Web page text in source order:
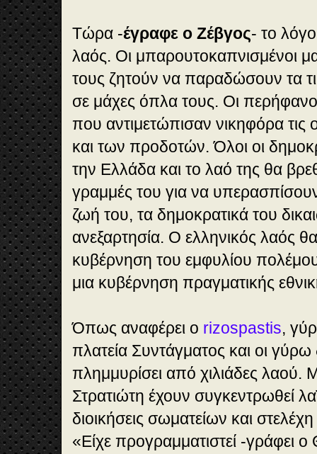
Τώρα -έγραφε ο Ζέβγος- το λόγο
λαός. Οι μπαρουτοκαπνισμένοι
τους ζητούν να παραδώσουν τα
σε μάχες όπλα τους. Οι
που αντιμετώπισαν νικηφόρα
και των προδοτών. Όλοι οι
την Ελλάδα και το λαό της θα
γραμμές του για να
ζωή του, τα δημοκρατικά του
ανεξαρτησία. Ο ελληνικός λαός
κυβέρνηση του εμφυλίου
μια κυβέρνηση πραγματικής
Όπως αναφέρει ο rizospastis,
πλατεία Συντάγματος και οι
πλημμυρίσει από χιλιάδες
Στρατιώτη έχουν συγκεντρωθεί
διοικήσεις σωματείων και
«Είχε προγραμματιστεί -γράφει